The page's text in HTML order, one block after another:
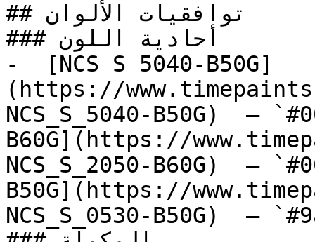
## توافقيات الألوان
### أحادية اللون
-  [NCS S 5040-B50G]
(https://
NCS_S_5040-B50G)  —
B60G](https://
NCS_S_2050-B60G)  —
B50G](https://
NCS_S_0530-B50G)  —